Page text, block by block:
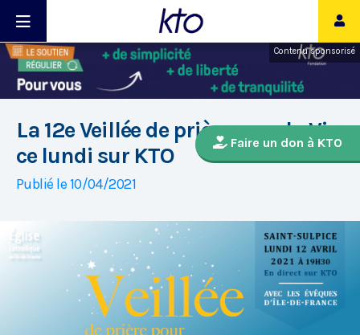
Contenu sponsorisé
Faire un don à KTO
La 12e Veillée de prière pour la Vie
ce lundi sur KTO
Publié le 10/04/2021